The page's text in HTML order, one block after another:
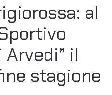
al
Arvedi” il
stagione